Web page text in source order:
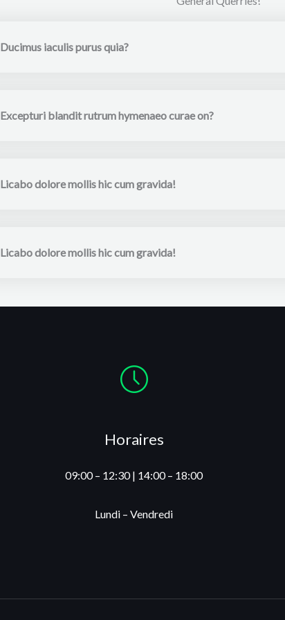
Ducimus iaculis purus quia?
Excepturi blandit rutrum hymenaeo curae on?
Licabo dolore mollis hic cum gravida!
Licabo dolore mollis hic cum gravida!
Horaires
09:00 – 12:30 | 14:00 – 18:00
Lundi – Vendredi